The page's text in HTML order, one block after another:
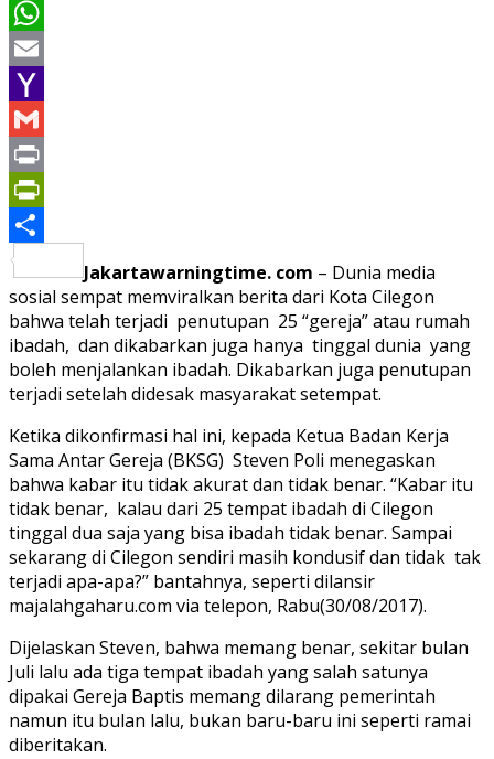
Pinterest
WhatsApp
Email
Yahoo
Mail
Gmail
Print
PrintFriendly
Share
Jakartawarningtime. com – Dunia media
sosial sempat memviralkan berita dari Kota Cilegon
bahwa telah terjadi penutupan 25 “gereja” atau rumah
ibadah, dan dikabarkan juga hanya tinggal dunia yang
boleh menjalankan ibadah. Dikabarkan juga penutupan
terjadi setelah didesak masyarakat setempat.
Ketika dikonfirmasi hal ini, kepada Ketua Badan Kerja
Sama Antar Gereja (BKSG) Steven Poli menegaskan
bahwa kabar itu tidak akurat dan tidak benar. “Kabar itu
tidak benar, kalau dari 25 tempat ibadah di Cilegon
tinggal dua saja yang bisa ibadah tidak benar. Sampai
sekarang di Cilegon sendiri masih kondusif dan tidak tak
terjadi apa-apa?” bantahnya, seperti dilansir
majalahgaharu.com via telepon, Rabu(30/08/2017).
Dijelaskan Steven, bahwa memang benar, sekitar bulan
Juli lalu ada tiga tempat ibadah yang salah satunya
dipakai Gereja Baptis memang dilarang pemerintah
namun itu bulan lalu, bukan baru-baru ini seperti ramai
diberitakan.